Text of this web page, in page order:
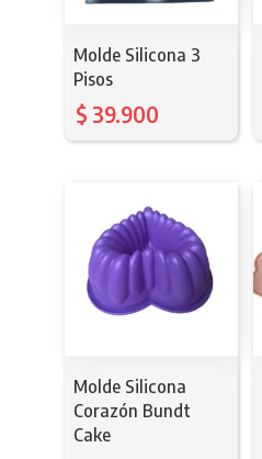
Molde Silicona 3
Pisos
$ 39.900
Molde Silicona
Corazón Bundt
Cake